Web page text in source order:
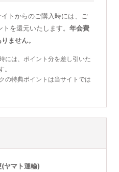
トからのご購入時には、ご
を還元いたします。 年会費
ません。
には、ポイント分を差し引いた
の特典ポイントは当サイトでは
ヤマト運輸)